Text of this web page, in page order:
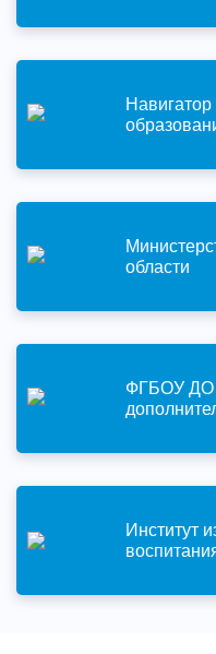
области
ФГБОУ ДО
Институт